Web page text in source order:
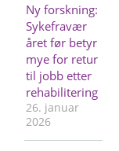
Ny forskning:
Sykefravær
året før betyr
mye for retur
til jobb etter
rehabilitering
26. januar
2026